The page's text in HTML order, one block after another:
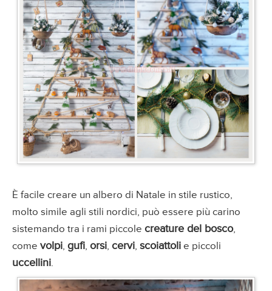
È facile creare un albero di Natale in stile rustico,
molto simile agli stili nordici, può essere più carino
sistemando tra i rami piccole creature del bosco,
come volpi, gufi, orsi, cervi, scoiattoli e piccoli
uccellini.